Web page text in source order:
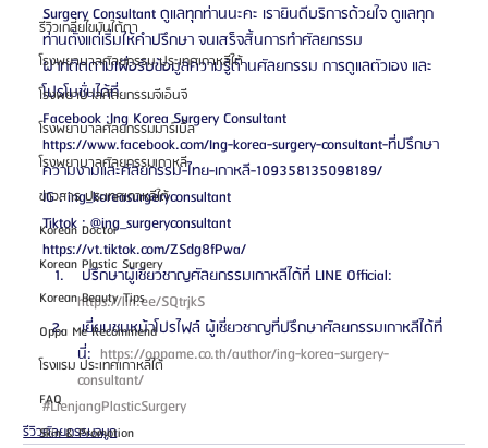
รีวิวเกลี่ยไขมันใต้ตา
โรงพยาบาลศัลยกรรม ประเทศเกาหลีใต้
โรงพยาบาลศัลยกรรมจีเอ็นจี
โรงพยาบาลศัลยกรรมมาร์เบิ้ล
โรงพยาบาลศัลยกรรมเกาหลี
ข่าวสาร ประเทศเกาหลีใต้
Korean Doctor
Korean Plastic Surgery
Korean Beauty Tips
Oppa Me Recommend
โรงแรม ประเทศเกาหลีใต้
FAQ
Skin & Promotion
Surgery Consultant ดูแลทุกท่านนะคะ เรายินดีบริการด้วยใจ ดูแลทุก
ท่านตั้งแต่เริ่มให้คำปรึกษา จนเสร็จสิ้นการทำศัลยกรรม
ฝากติดตามเพื่อรับข้อมูลความรู้ด้านศัลยกรรม การดูแลตัวเอง และ
โปรโมชั่นได้ที่
Facebook :Ing Korea Surgery Consultant
https://www.facebook.com/Ing-korea-surgery-consultant-ที่ปรึกษา
ความงามและศัลยกรรม-ไทย-เกาหลี-109358135098189/
IG : ing_koreasurgeryconsultant
Tiktok : @ing_surgeryconsultant
https://vt.tiktok.com/ZSdg8fPwa/
ปรึกษาผู้เชี่ยวชาญศัลยกรรมเกาหลีได้ที่ LINE Official:
https://lin.ee/SQtrjkS
เยี่ยมชมหน้าโปรไฟล์ ผู้เชี่ยวชาญที่ปรึกษาศัลยกรรมเกาหลีได้ที่
นี่: https://oppame.co.th/author/ing-korea-surgery-
consultant/
#LienjangPlasticSurgery
รีวิวศัลยกรรมจมูก